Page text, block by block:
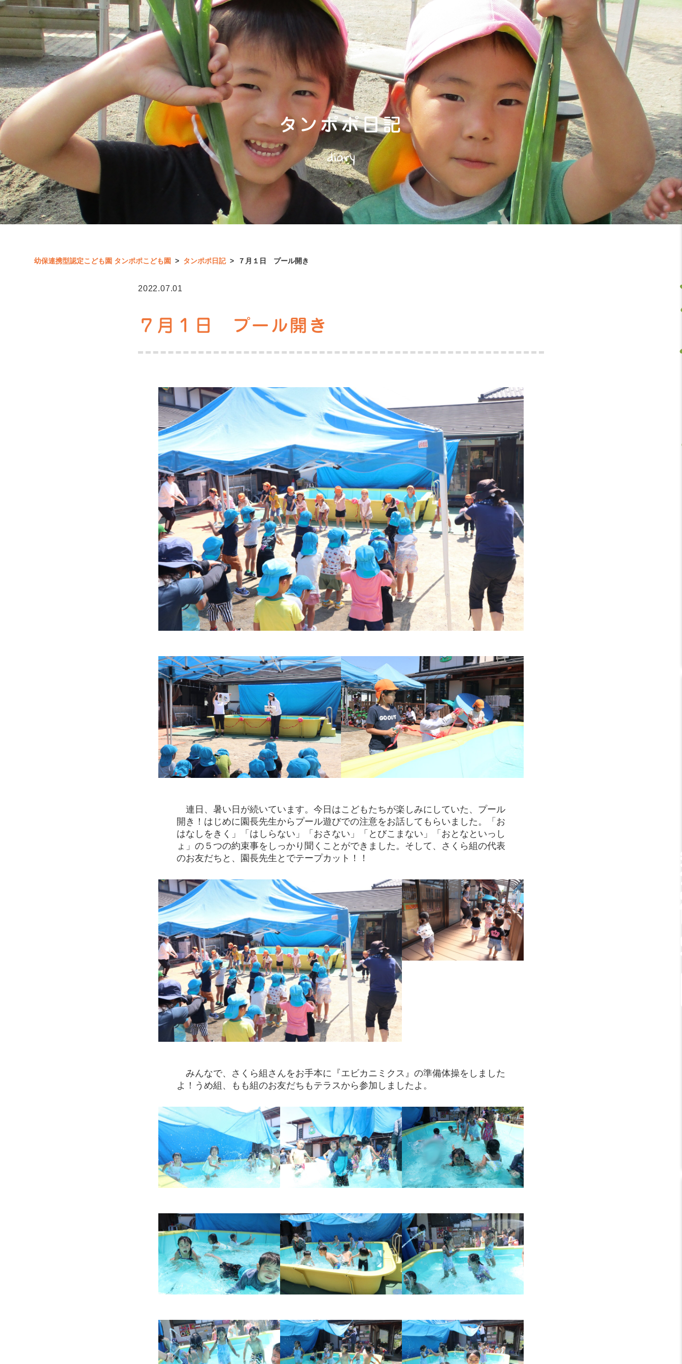
タンポポ日記
diary
幼保連携型認定こども園 タンポポこども園 > タンポポ日記 > ７月１日 プール開き
2022.07.01
７月１日 プール開き
連日、暑い日が続いています。今日はこどもたちが楽しみにしていた、プール
開き！はじめに園長先生からプール遊びでの注意をお話してもらいました。「お
はなしをきく」「はしらない」「おさない」「とびこまない」「おとなといっし
ょ」の５つの約束事をしっかり聞くことができました。そして、さくら組の代表
のお友だちと、園長先生とでテープカット！！
みんなで、さくら組さんをお手本に『エビカニミクス』の準備体操をしました
よ！うめ組、もも組のお友だちもテラスから参加しましたよ。